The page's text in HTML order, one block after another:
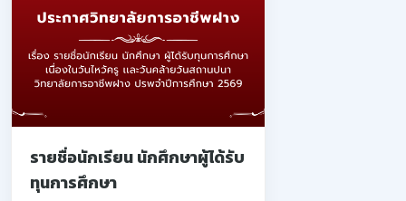
รายชื่อนักเรียน นักศึกษาผู้ได้รับ
ทุนการศึกษา